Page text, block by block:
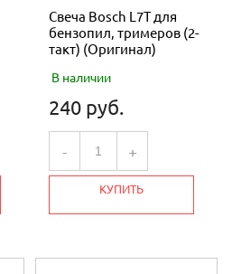
Свеча Bosch L7T для
бензопил, тримеров (2-
такт) (Оригинал)
В наличии
240 руб.
- +
КУПИТЬ